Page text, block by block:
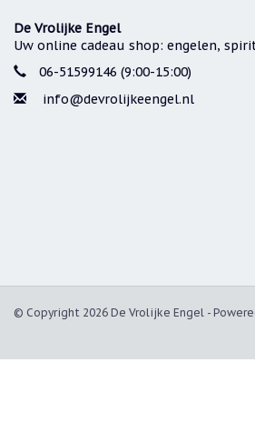
De Vrolijke Engel
Uw online cadeau shop: engelen,
06-51599146 (9:00-15:00)
info@devrolijkeengel.nl
© Copyright 2026 De Vrolijke Engel -